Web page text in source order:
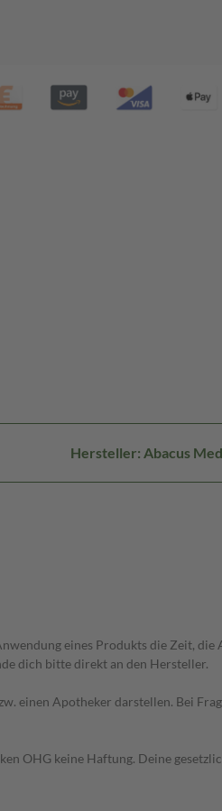
Hersteller: Abacus
eines Produkts die Zeit, die
dich bitte direkt an den Hersteller.
einen Apotheker darstellen. Bei
OHG keine Haftung. Deine